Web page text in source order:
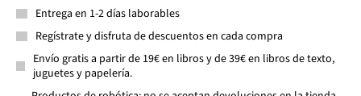
Entrega en 1-2 días laborables
Regístrate y disfruta de descuentos en cada compra
Envío gratis a partir de 19€ en libros y de 39€ en libros de texto,
juguetes y papelería.